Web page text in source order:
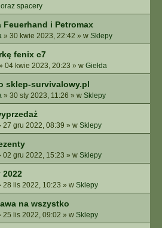
spacery
Feuerhand i Petromax
» 30 kwie 2023, 22:42 » w Sklepy
fenix c7
04 kwie 2023, 20:23 » w Giełda
sklep-survivalowy.pl
» 30 sty 2023, 11:26 » w Sklepy
27 gru 2022, 08:39 » w Sklepy
02 gru 2022, 15:23 » w Sklepy
28 lis 2022, 10:23 » w Sklepy
na wszystko
25 lis 2022, 09:02 » w Sklepy